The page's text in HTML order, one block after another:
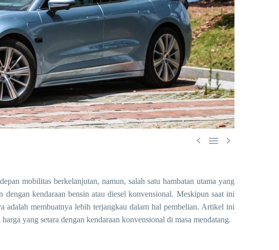
  
mobilitas berkelanjutan, namun, salah satu hambatan utama yang
kendaraan bensin atau diesel konvensional. Meskipun saat ini
membuatnya lebih terjangkau dalam hal pembelian. Artikel ini
yang setara dengan kendaraan konvensional di masa mendatang.